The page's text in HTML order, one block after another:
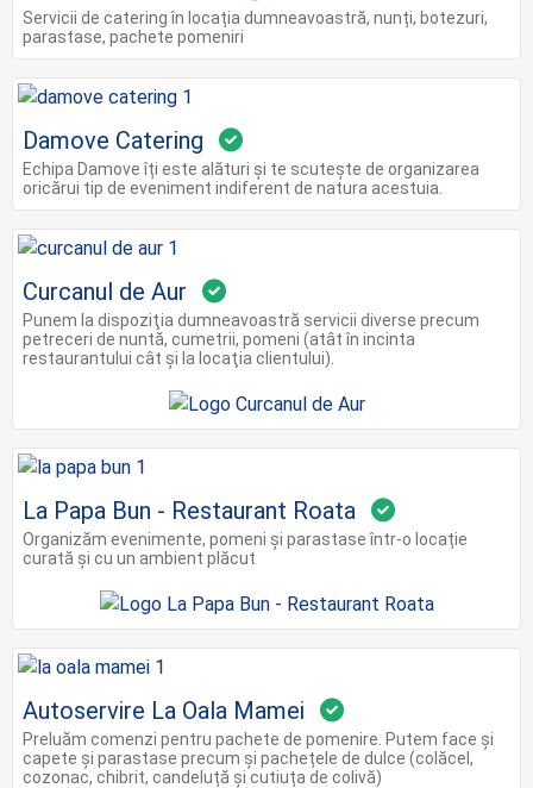
Servicii de catering în locația dumneavoastră, nunți, botezuri,
parastase, pachete pomeniri
Damove Catering
Echipa Damove îți este alături și te scutește de organizarea
oricărui tip de eveniment indiferent de natura acestuia.
Curcanul de Aur
Punem la dispoziţia dumneavoastră servicii diverse precum
petreceri de nuntă, cumetrii, pomeni (atât în incinta
restaurantului cât şi la locaţia clientului).
La Papa Bun - Restaurant Roata
Organizăm evenimente, pomeni și parastase într-o locație
curată și cu un ambient plăcut
Autoservire La Oala Mamei
Preluăm comenzi pentru pachete de pomenire. Putem face și
capete și parastase precum și pachețele de dulce (colăcel,
cozonac, chibrit, candeluță și cutiuța de colivă)